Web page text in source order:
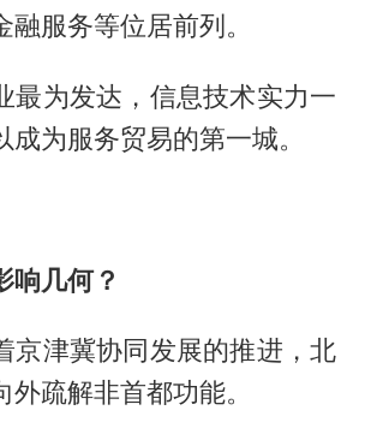
服务等位居前列。
最为发达，信息技术实力一
为服务贸易的第一城。
响几何？
京津冀协同发展的推进，北
疏解非首都功能。